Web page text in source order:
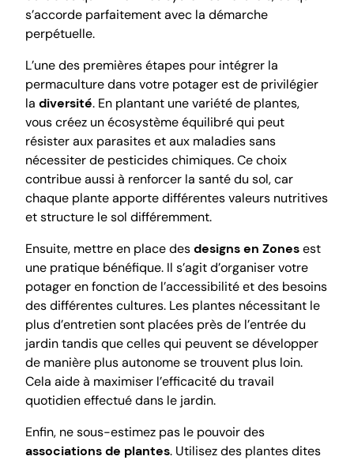
s’accorde parfaitement avec la démarche
perpétuelle.
L’une des premières étapes pour intégrer la
permaculture dans votre potager est de privilégier
la diversité. En plantant une variété de plantes,
vous créez un écosystème équilibré qui peut
résister aux parasites et aux maladies sans
nécessiter de pesticides chimiques. Ce choix
contribue aussi à renforcer la santé du sol, car
chaque plante apporte différentes valeurs nutritives
et structure le sol différemment.
Ensuite, mettre en place desdesigns en Zonesest
une pratique bénéfique. Il s’agit d’organiser votre
potager en fonction de l’accessibilité et des besoins
des différentes cultures. Les plantes nécessitant le
plus d’entretien sont placées près de l’entrée du
jardin tandis que celles qui peuvent se développer
de manière plus autonome se trouvent plus loin.
Cela aide à maximiser l’efficacité du travail
quotidien effectué dans le jardin.
Enfin, ne sous-estimez pas le pouvoir des
associations de plantes. Utilisez des plantes dites